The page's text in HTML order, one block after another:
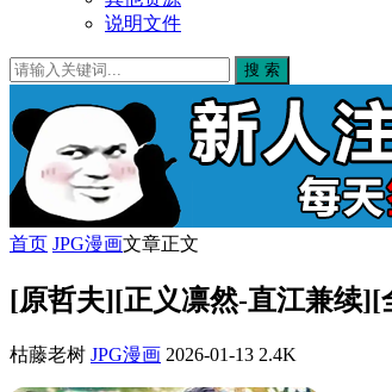
说明文件
搜 索
首页 JPG漫画文章正文
[原哲夫][正义凛然-直江兼续][
枯藤老树 JPG漫画 2026-01-13 2.4K